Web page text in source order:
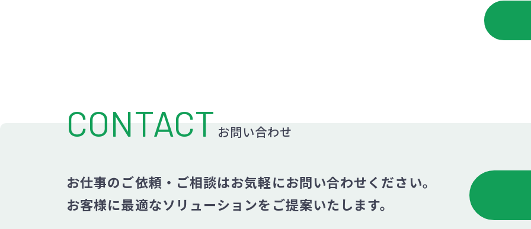
CONTACT お問い合わせ
お仕事のご依頼・ご相談はお気軽にお問い合わせください。
お客様に最適なソリューションをご提案いたします。